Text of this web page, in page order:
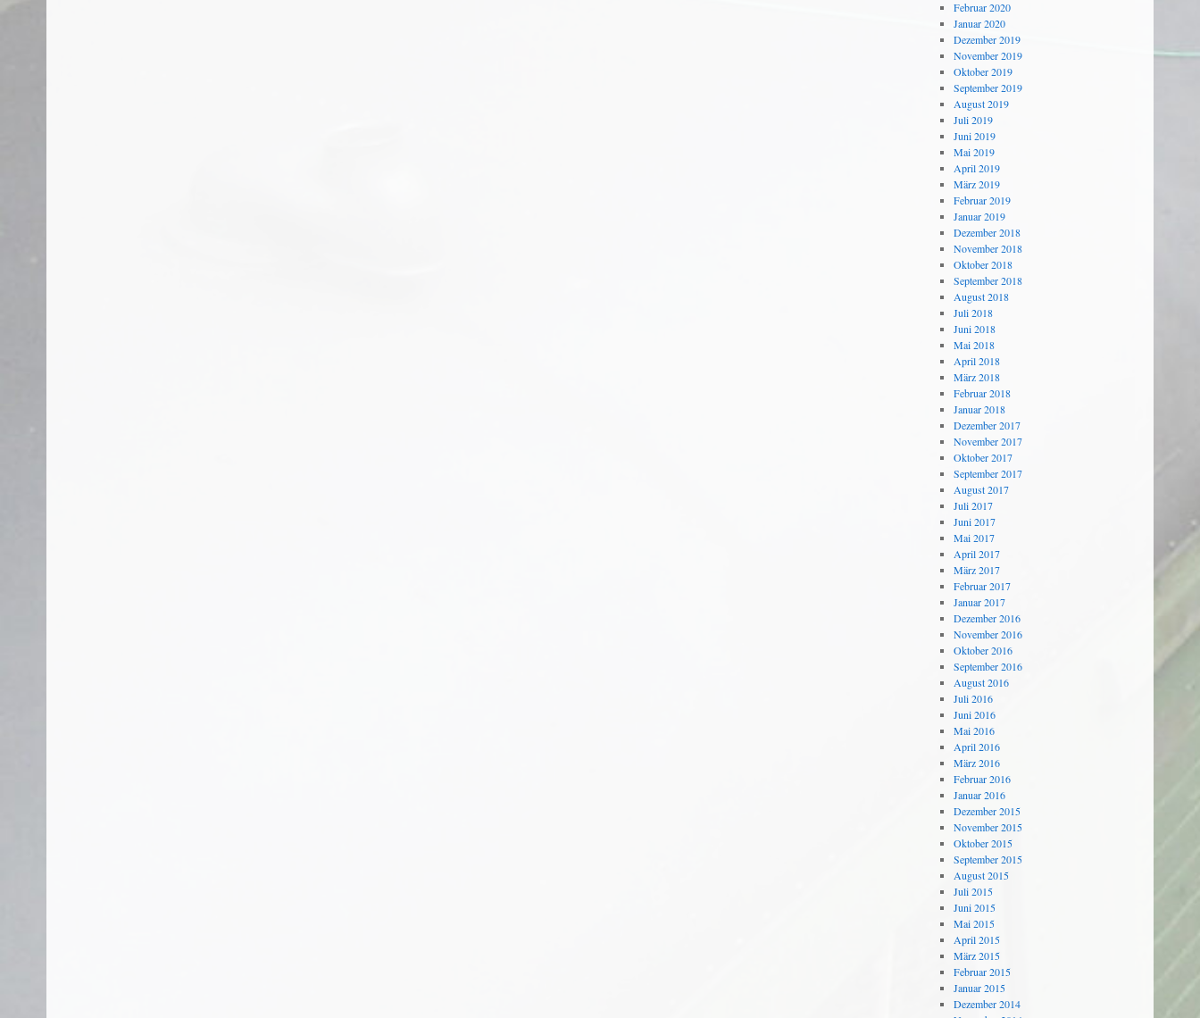
Februar 2020
Januar 2020
Dezember 2019
November 2019
Oktober 2019
September 2019
August 2019
Juli 2019
Juni 2019
Mai 2019
April 2019
März 2019
Februar 2019
Januar 2019
Dezember 2018
November 2018
Oktober 2018
September 2018
August 2018
Juli 2018
Juni 2018
Mai 2018
April 2018
März 2018
Februar 2018
Januar 2018
Dezember 2017
November 2017
Oktober 2017
September 2017
August 2017
Juli 2017
Juni 2017
Mai 2017
April 2017
März 2017
Februar 2017
Januar 2017
Dezember 2016
November 2016
Oktober 2016
September 2016
August 2016
Juli 2016
Juni 2016
Mai 2016
April 2016
März 2016
Februar 2016
Januar 2016
Dezember 2015
November 2015
Oktober 2015
September 2015
August 2015
Juli 2015
Juni 2015
Mai 2015
April 2015
März 2015
Februar 2015
Januar 2015
Dezember 2014